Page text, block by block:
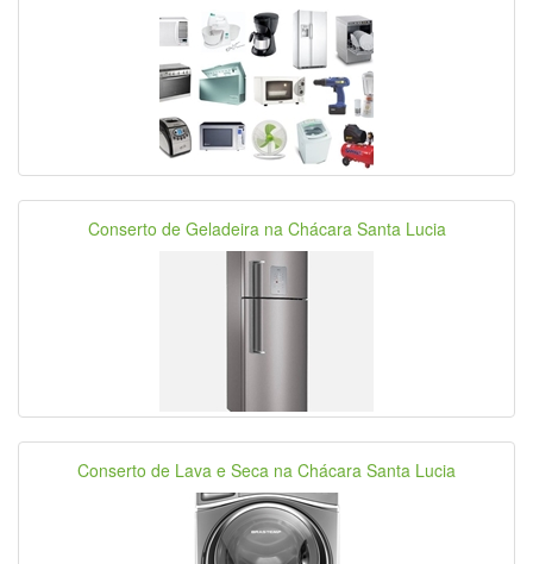
Conserto de Geladeira na Chácara Santa Lucia
Conserto de Lava e Seca na Chácara Santa Lucia